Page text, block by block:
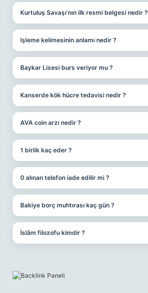
Kurtuluş Savaşı’nın ilk resmi belgesi nedir ?
Işleme kelimesinin anlamı nedir ?
Baykar Lisesi burs veriyor mu ?
Kanserde kök hücre tedavisi nedir ?
AVA coin arzı nedir ?
1 birlik kaç eder ?
0 alınan telefon iade edilir mi ?
Bakiye borç muhtırası kaç gün ?
İslâm filozofu kimdir ?